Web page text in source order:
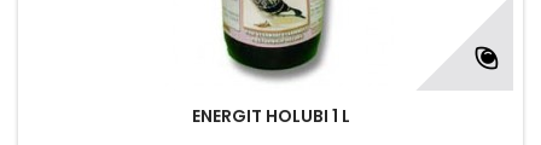
ENERGIT HOLUBI 1 L